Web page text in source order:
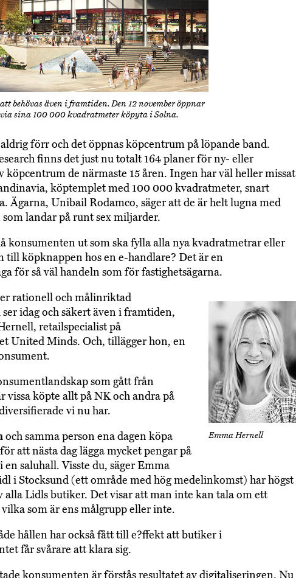
behövas även i framtiden. Den 12 november öppnar
sina 100 000 kvadratmeter köpyta i Solna.
förr och det öppnas köpcentrum på löpande band.
finns det just nu totalt 164 planer för ny- eller
köpcentrum de närmaste 15 åren. Ingen har väl heller missat
köptemplet med 100 000 kvadratmeter, snart
Ägarna, Unibail Rodamco, säger att de är helt lugna med
landar på runt sex miljarder.
konsumenten ut som ska fylla alla nya kvadratmetrar eller
till köpknappen hos en e-handlare? Det är en
för så väl handeln som för fastighetsägarna.
Emma Hernell
rationell och målinriktad
idag och säkert även i framtiden,
retailspecialist på
United Minds. Och, tillägger hon, en
som gått från
vissa köpte allt på NK och andra på
vi nu har.
och samma person ena dagen köpa
att nästa dag lägga mycket pengar på
saluhall. Visste du, säger Emma
i Stocksund (ett område med hög medelinkomst) har högst
alla Lidls butiker. Det visar att man inte kan tala om ett
som är ens målgrupp eller inte.
hållen har också fått till e?ffekt att butiker i
får svårare att klara sig.
konsumenten är förstås resultatet av digitaliseringen. Nu